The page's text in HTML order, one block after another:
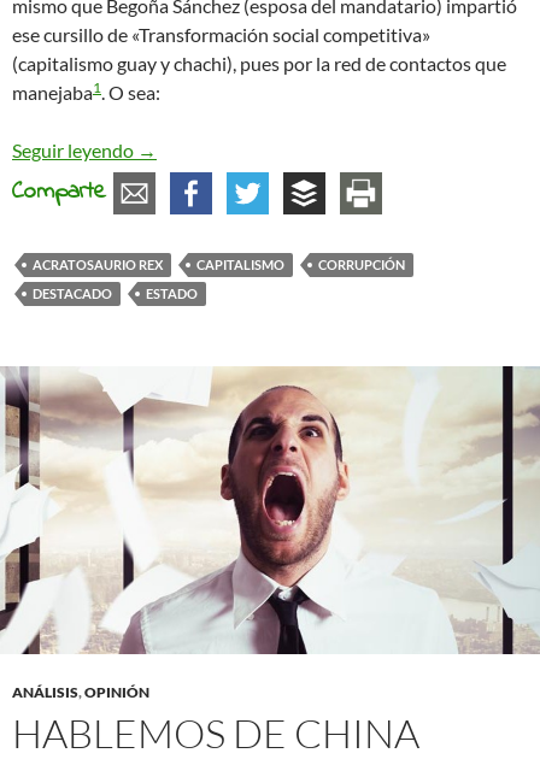
mismo que Begoña Sánchez (esposa del mandatario) impartió
ese cursillo de «Transformación social competitiva»
(capitalismo guay y chachi), pues por la red de contactos que
manejaba1. O sea:
Seguir leyendo Legalizar la corrupción para salvar al Gobierno
→
Comparte
ACRATOSAURIO REX CAPITALISMO
CORRUPCIÓN
DESTACADO
ESTADO
ANÁLISIS,OPINIÓN
HABLEMOS DE CHINA